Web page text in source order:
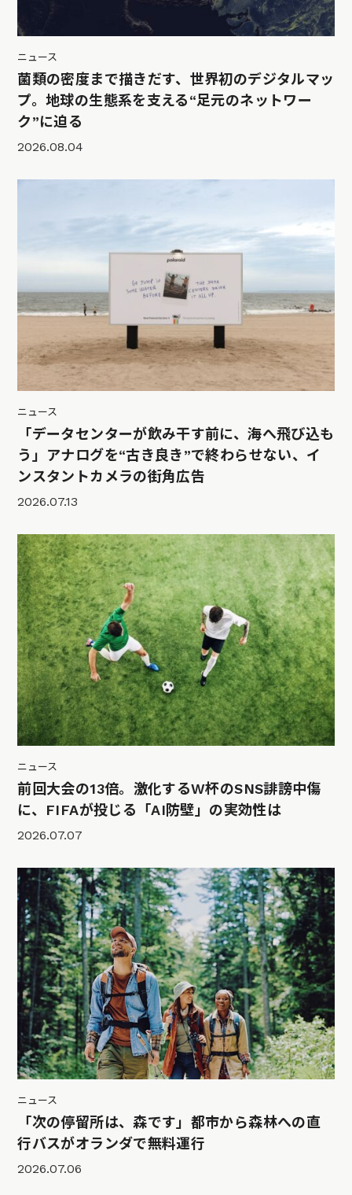
ニュース
菌類の密度まで描きだす、世界初のデジタルマッ
プ。地球の生態系を支える“足元のネットワー
ク”に迫る
2026.08.04
ニュース
「データセンターが飲み干す前に、海へ飛び込も
う」アナログを“古き良き”で終わらせない、イ
ンスタントカメラの街角広告
2026.07.13
ニュース
前回大会の13倍。激化するW杯のSNS誹謗中傷
に、FIFAが投じる「AI防壁」の実効性は
2026.07.07
ニュース
「次の停留所は、森です」都市から森林への直
行バスがオランダで無料運行
2026.07.06